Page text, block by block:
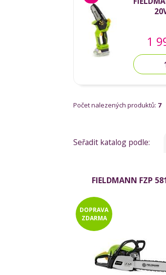
1
Počet nalezených produktů: 7
Seřadit katalog podle:
FIELDMANN FZP
DOPRAVA
ZDARMA